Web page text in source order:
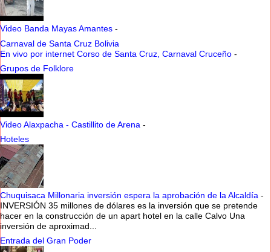
Video Banda Mayas Amantes -
Carnaval de Santa Cruz Bolivia
En vivo por internet Corso de Santa Cruz, Carnaval Cruceño -
Grupos de Folklore
Video Alaxpacha - Castillito de Arena -
Hoteles
Chuquisaca Millonaria inversión espera la aprobación de la Alcaldía -
INVERSIÓN 35 millones de dólares es la inversión que se pretende
hacer en la construcción de un apart hotel en la calle Calvo Una
inversión de aproximad...
Entrada del Gran Poder